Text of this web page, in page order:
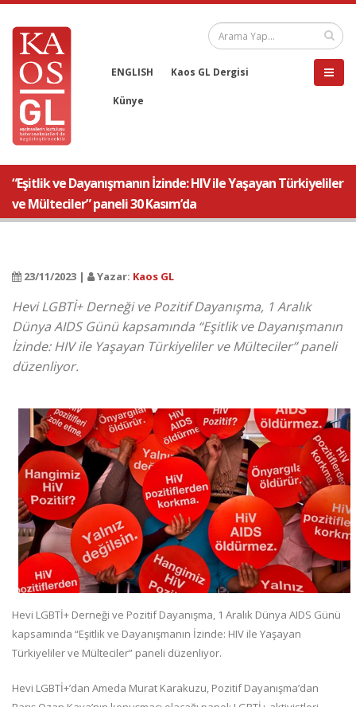
ENGLISH Kaos GL Dergisi
Künye
“Eşitlik ve Dayanışmanın İzinde: HIV ile Yaşayan Türkiyeliler
ve Mülteciler” paneli 30 Kasım’da
23/11/2023 | Yazar: Kaos GL
Hevi LGBTİ+ Derneği ve Pozitif Dayanışma, 1 Aralık
Dünya AIDS Günü kapsamında “Eşitlik ve Dayanışmanın
İzinde: HIV ile Yaşayan Türkiyeliler ve Mülteciler” paneli
düzenliyor.
Hevi LGBTİ+ Derneği ve Pozitif Dayanışma, 1 Aralık Dünya AIDS Günü
kapsamında “Eşitlik ve Dayanışmanın İzinde: HIV ile Yaşayan
Türkiyeliler ve Mülteciler” paneli düzenliyor.
Hevi LGBTİ+’dan Ameda Murat Karakuzu, Pozitif Dayanışma’dan